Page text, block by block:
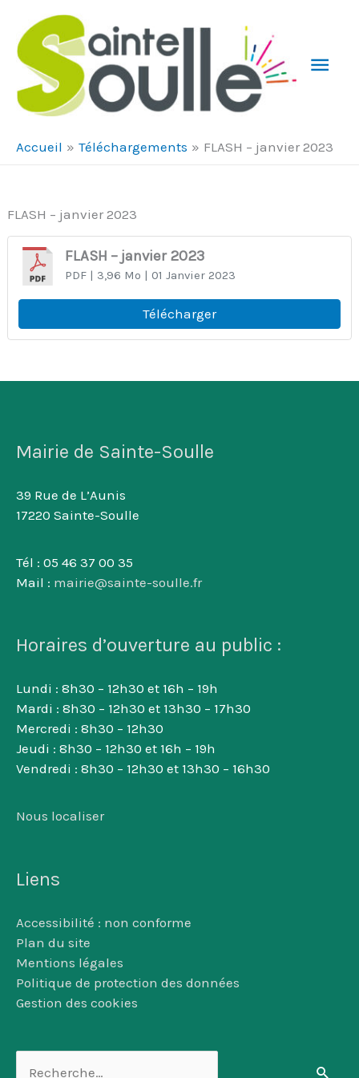
Accueil Téléchargements FLASH – janvier 2023
FLASH – janvier 2023
FLASH – janvier 2023
PDF| 3,96 Mo | 01 Janvier 2023
Télécharger
Mairie de Sainte-Soulle
39 Rue de L’Aunis
17220 Sainte-Soulle
Tél : 05 46 37 00 35
Mail : mairie@sainte-soulle.fr
Horaires d’ouverture au public :
Lundi : 8h30 – 12h30 et 16h – 19h
Mardi : 8h30 – 12h30 et 13h30 – 17h30
Mercredi : 8h30 – 12h30
Jeudi : 8h30 – 12h30 et 16h – 19h
Vendredi : 8h30 – 12h30 et 13h30 – 16h30
Nous localiser
Liens
Accessibilité : non conforme
Plan du site
Mentions légales
Politique de protection des données
Gestion des cookies